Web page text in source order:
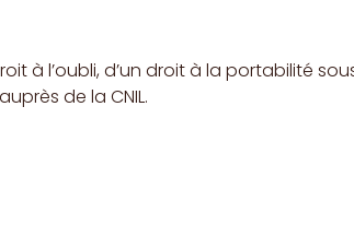
à l’oubli, d’un droit à la portabilité
de la CNIL.